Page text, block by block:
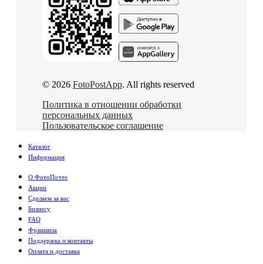
© 2026 FotoPostApp. All rights reserved
Политика в отношении обработки
персональных данных
Пользовательское соглашение
Каталог
Информация
О ФотоПочте
Акции
Сделаем за вас
Бизнесу
FAQ
Франшиза
Поддержка и контакты
Оплата и доставка